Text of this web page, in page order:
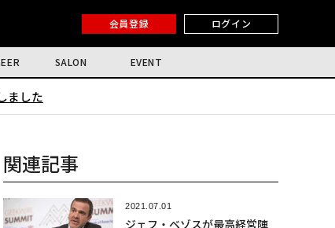
会員登録 ログイン
SALON EVENT
ました
関連記事
2021.07.01
ジェフ・ベゾスが最高経営陣